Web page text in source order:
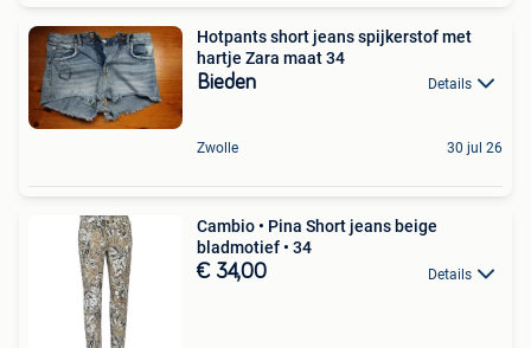
Hotpants short jeans spijkerstof met
hartje Zara maat 34
Bieden Details
Zwolle 30 jul 26
Cambio • Pina Short jeans beige
bladmotief • 34
€ 34,00 Details